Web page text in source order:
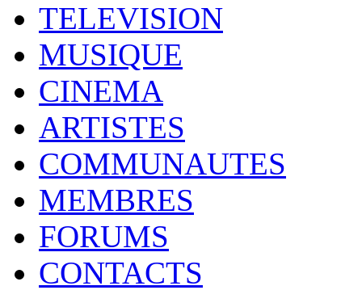
TELEVISION
MUSIQUE
CINEMA
ARTISTES
COMMUNAUTES
MEMBRES
FORUMS
CONTACTS